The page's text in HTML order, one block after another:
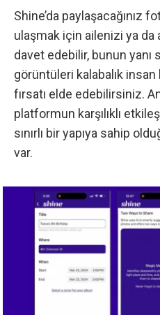
Shine’da paylaşacağınız
ulaşmak için ailenizi ya da
davet edebilir, bunun yanı
görüntüleri kalabalık
fırsatı elde edebilirsiniz.
platformun karşılıklı
sınırlı bir yapıya sahip
var.